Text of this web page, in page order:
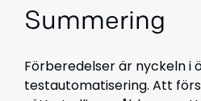
Summering
Förberedelser är nyckeln i
testautomatisering. Att